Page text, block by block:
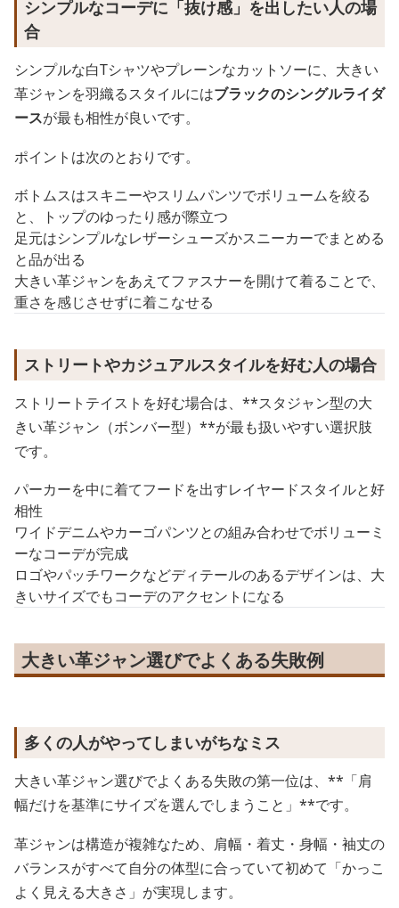
シンプルなコーデに「抜け感」を出したい人の場
合
シンプルな白Tシャツやプレーンなカットソーに、大きい
革ジャンを羽織るスタイルにはブラックのシングルライダ
ースが最も相性が良いです。
ポイントは次のとおりです。
ボトムスはスキニーやスリムパンツでボリュームを絞る
と、トップのゆったり感が際立つ
足元はシンプルなレザーシューズかスニーカーでまとめる
と品が出る
大きい革ジャンをあえてファスナーを開けて着ることで、
重さを感じさせずに着こなせる
ストリートやカジュアルスタイルを好む人の場合
ストリートテイストを好む場合は、**スタジャン型の大
きい革ジャン（ボンバー型）**が最も扱いやすい選択肢
です。
パーカーを中に着てフードを出すレイヤードスタイルと好
相性
ワイドデニムやカーゴパンツとの組み合わせでボリューミ
ーなコーデが完成
ロゴやパッチワークなどディテールのあるデザインは、大
きいサイズでもコーデのアクセントになる
大きい革ジャン選びでよくある失敗例
多くの人がやってしまいがちなミス
大きい革ジャン選びでよくある失敗の第一位は、**「肩
幅だけを基準にサイズを選んでしまうこと」**です。
革ジャンは構造が複雑なため、肩幅・着丈・身幅・袖丈の
バランスがすべて自分の体型に合っていて初めて「かっこ
よく見える大きさ」が実現します。